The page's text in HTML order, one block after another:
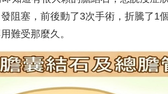
阻塞，前後動了3次手術，折騰了1
難受那麼久。